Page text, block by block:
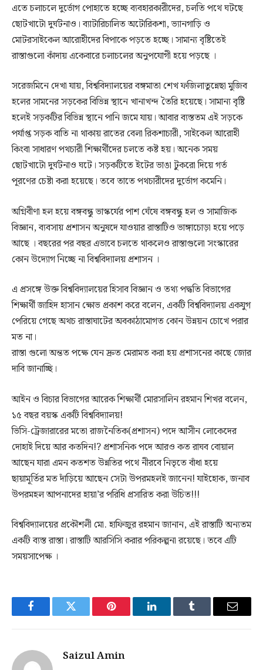
এতে চলাচলে দুর্ভোগ পোহাতে হচ্ছে ব্যবহারকারীদের, চলতি পথে ঘটছে
ছোটখাটো দুর্ঘটনাও। ব্যাটারিচালিত অটোরিকশা, ভ্যানগাড়ি ও
মোটরসাইকেল আরোহীদের বিপাকে পড়তে হচ্ছে। সামান্য বৃষ্টিতেই
রাস্তাগুলো কাঁদায় একেবারে চলাচলের অনুপযোগী হয়ে পড়ছে ।
সরেজমিনে দেখা যায়, বিশ্ববিদ্যালয়ের বঙ্গমাতা শেখ ফজিলাতুন্নেছা মুজিব
হলের সামনের সড়কের বিভিন্ন স্থানে খানাখন্দ তৈরি হয়েছে। সামান্য বৃষ্টি
হলেই সড়কটির বিভিন্ন স্থানে পানি জমে যায়। আবার ব্যস্ততম এই সড়কে
পর্যাপ্ত সড়ক বাতি না থাকায় রাতের বেলা রিকশাচারী, সাইকেল আরোহী
কিংবা সাধারণ পথচারী শিক্ষার্থীদের চলতে কষ্ট হয়। অনেক সময়
ছোটখাটো দুর্ঘটনাও ঘটে। সড়কটিতে ইটের ভাঙা টুকরো দিয়ে গর্ত
পূরণের চেষ্টা করা হয়েছে। তবে তাতে পথচারীদের দুর্ভোগ কমেনি।
অগ্নিবীণা হল হয়ে বঙ্গবন্ধু ভাস্কর্যের পাশ ঘেঁষে বঙ্গবন্ধু হল ও সামাজিক
বিজ্ঞান, ব্যবসায় প্রশাসন অনুষদে যাওয়ার রাস্তাটিও ভাঙ্গাচোড়া হয়ে পড়ে
আছে । বছরের পর বছর এভাবে চলতে থাকলেও রাস্তাগুলো সংস্কারের
কোন উদ্যোগ নিচ্ছে না বিশ্ববিদ্যালয় প্রশাসন ।
এ প্রসঙ্গে উক্ত বিশ্ববিদ্যালয়ের হিসাব বিজ্ঞান ও তথ্য পদ্ধতি বিভাগের
শিক্ষার্থী জাহিদ হাসান ক্ষোভ প্রকাশ করে বলেন, একটি বিশ্ববিদ্যালয় একযুগ
পেরিয়ে গেছে অথচ রাস্তাঘাটের অবকাঠামোগত কোন উন্নয়ন চোখে পরার
মত না।
রাস্তা গুলো অন্তত পক্ষে যেন দ্রুত মেরামত করা হয় প্রশাসনের কাছে জোর
দাবি জানাচ্ছি।
আইন ও বিচার বিভাগের আরেক শিক্ষার্থী মোরসালিন রহমান শিখর বলেন,
১৫ বছর বয়স্ক একটি বিশ্ববিদ্যালয়!
ভিসি-ট্রেজারারের মতো রাজনৈতিক(প্রশাসন) পদে আসীন লোকেদের
দোহাই দিয়ে আর কতদিন!? প্রশাসনিক পদে আরও কত রাঘব বোয়াল
আছেন যারা এমন কতশত উন্নতির পথে নীরবে নিভৃতে বাঁধা হয়ে
ছায়ামূর্তির মত দাঁড়িয়ে আছেন সেটা উপরমহলই জানেন! যাইহোক, জনাব
উপরমহল আপনাদের হায়া’র পরিধি প্রসারিত করা উচিত!!!
বিশ্ববিদ্যালয়ের প্রকৌশলী মো. হাফিজুর রহমান জানান, এই রাস্তাটি অন্যতম
একটি ব্যস্ত রাস্তা। রাস্তাটি আরসিসি করার পরিকল্পনা রয়েছে। তবে এটি
সময়সাপেক্ষ ।
FacebookTwitter Pinterest LinkedInTumblr Email
Saizul Amin